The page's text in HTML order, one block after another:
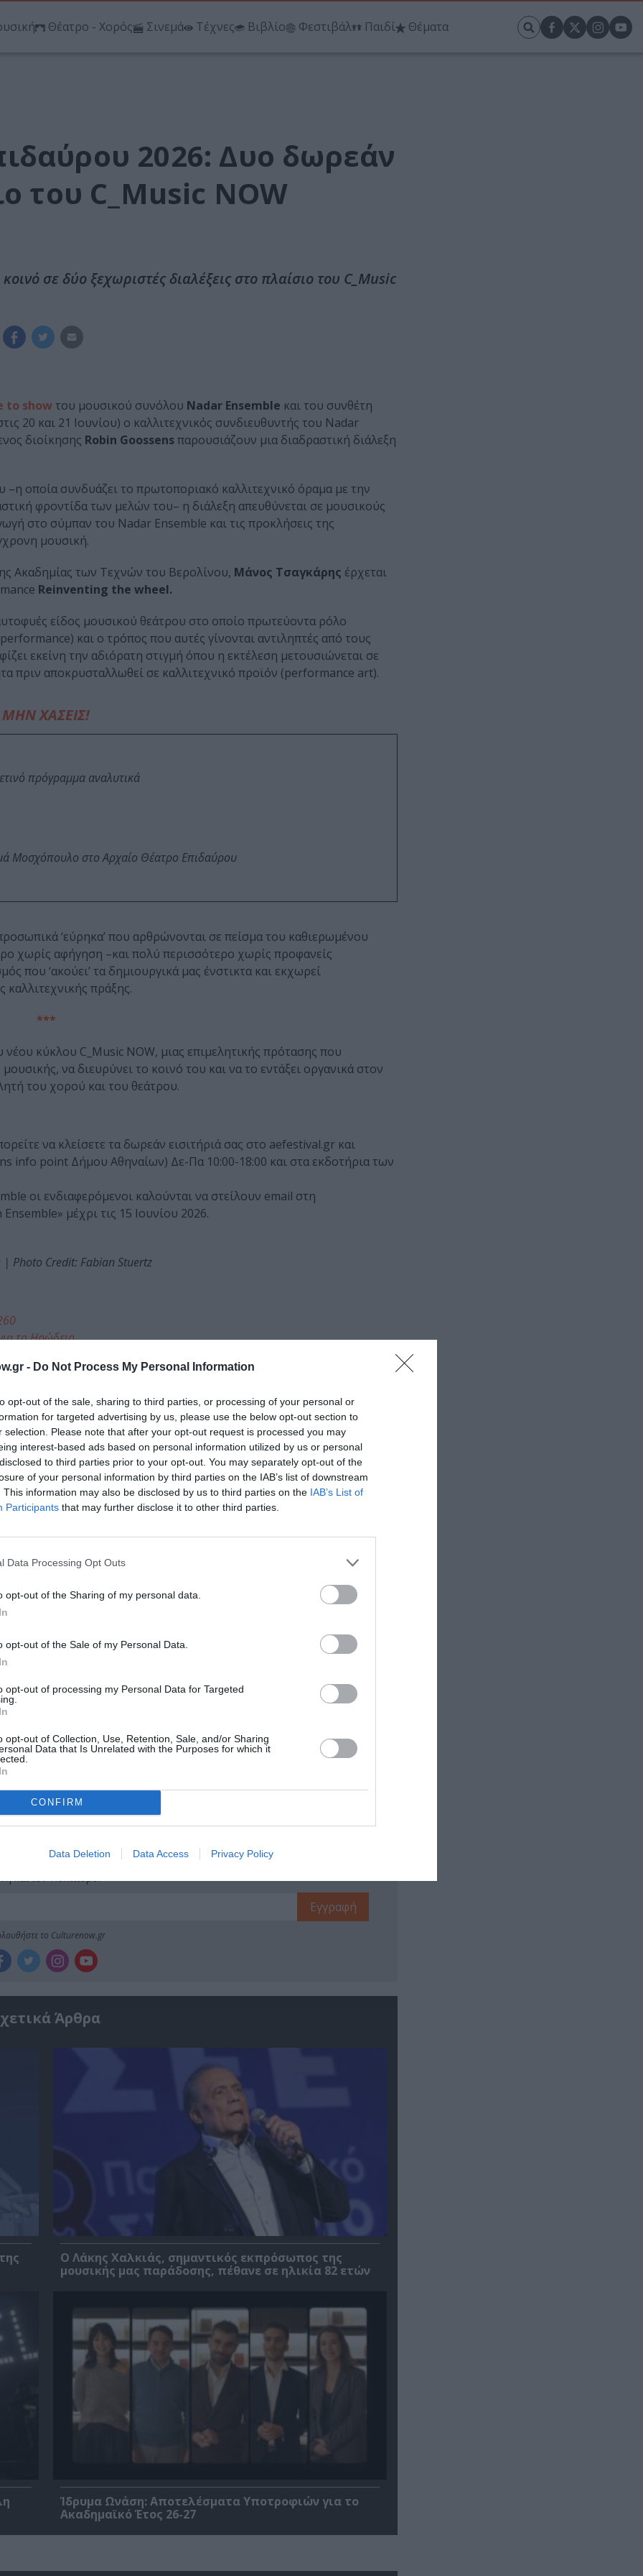
- Do Not Process My Personal Information
opt-out of the sale, sharing to third parties, or processing of your personal or
for targeted advertising by us, please use the below opt-out section to
selection. Please note that after your opt-out request is processed you may
interest-based ads based on personal information utilized by us or personal
to third parties prior to your opt-out. You may separately opt-out of the
of your personal information by third parties on the IAB’s list of downstream
This information may also be disclosed by us to third parties on the IAB’s List of
Participants that may further disclose it to other third parties.
Data Processing Opt Outs
opt-out of the Sharing of my personal data.
opt-out of the Sale of my Personal Data.
opt-out of processing my Personal Data for Targeted
opt-out of Collection, Use, Retention, Sale, and/or Sharing
Data that Is Unrelated with the Purposes for which it
CONFIRM
Data Deletion Data Access Privacy Policy
Θέατρο - Χορός Σινεμά Τέχνες Βιβλίο Φεστιβάλ Παιδί Θέματα
2026: Δυο δωρεάν
του C_Music NOW
σε δύο ξεχωριστές διαλέξεις στο πλαίσιο του C_Music
to show του μουσικού συνόλου Nadar Ensemble και του συνθέτη
20 και 21 Ιουνίου) ο καλλιτεχνικός συνδιευθυντής του Nadar
διοίκησης Robin Goossensπαρουσιάζουν μια διαδραστική διάλεξη
οποία συνδυάζει το πρωτοποριακό καλλιτεχνικό όραμα με την
φροντίδα των μελών του– η διάλεξη απευθύνεται σε μουσικούς
στο σύμπαν του Nadar Ensemble και τις προκλήσεις της
μουσική.
Ακαδημίας των Τεχνών του Βερολίνου, Μάνος Τσαγκάρης έρχεται
Reinventing the wheel.
είδος μουσικού θεάτρου στο οποίο πρωτεύοντα ρόλο
και ο τρόπος που αυτές γίνονται αντιληπτές από τους
εκείνη την αδιόρατη στιγμή όπου η εκτέλεση μετουσιώνεται σε
πριν αποκρυσταλλωθεί σε καλλιτεχνικό προϊόν (performance art).
ΜΗΝ ΧΑΣΕΙΣ!
πρόγραμμα αναλυτικά
Μοσχόπουλο στο Αρχαίο Θέατρο Επιδαύρου
‘εύρηκα’ που αρθρώνονται σε πείσμα του καθιερωμένου
χωρίς αφήγηση –και πολύ περισσότερο χωρίς προφανείς
που ‘ακούει’ τα δημιουργικά μας ένστικτα και εκχωρεί
πράξης.
***
κύκλου C_Music NOW, μιας επιμελητικής πρότασης που
να διευρύνει το κοινό του και να το εντάξει οργανικά στον
του χορού και του θεάτρου.
να κλείσετε τα δωρεάν εισιτήριά σας στο aefestival.gr και
info point Δήμου Αθηναίων) Δε-Πα 10:00-18:00 και στα εκδοτήρια των
οι ενδιαφερόμενοι καλούνται να στείλουν email στη
μέχρι τις 15 Ιουνίου 2026.
| Photo Credit: Fabian Stuertz
το Ηρώδειο
Αρχαίο Θέατρο στην Επίδαυρο
Τοποθεσία:
Πειραιώς 260, Ταύρος, Αθήνα
Πειραιώς 260
πρώτοι όλες τις ειδήσεις
στο Culturenow.gr
- ΠΕΙΡΑΜΑΤΙΚΗ
ΚΑΛΟΚΑΙΡΙΝΑ ΦΕΣΤΙΒΑΛ
ΚΑΙ ΕΠΙΔΑΥΡΟΥ
και τον Πολιτισμό!
το Culturenow.gr
Άρθρα
Ο Λάκης Χαλκιάς, σημαντικός εκπρόσωπος της
μουσικής μας παράδοσης, πέθανε σε ηλικία 82 ετών
Ίδρυμα Ωνάση: Αποτελέσματα Υποτροφιών για το
Ακαδημαϊκό Έτος 26-27